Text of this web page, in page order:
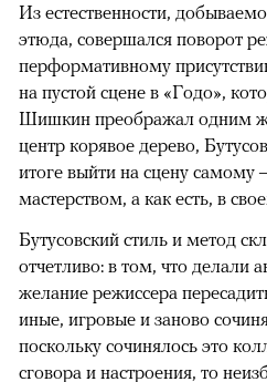
Из естественности,
этюда, совершался поворот
перформативному
на пустой сцене в «Годо»,
Шишкин преображал одним
центр корявое дерево,
итоге выйти на сцену
мастерством, а как есть, в
Бутусовский стиль и метод
отчетливо: в том, что делали
желание режиссера
иные, игровые и заново
поскольку сочинялось это
сговора и настроения, то